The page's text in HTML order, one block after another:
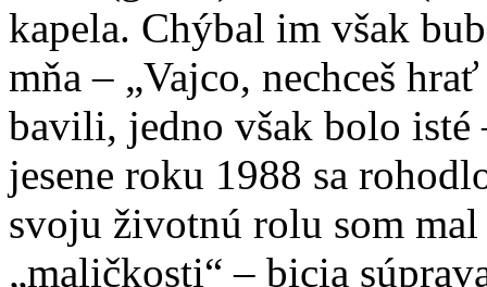
kapela. Chýbal im však
mňa – „Vajco, nechceš
bavili, jedno však bolo isté
jesene roku 1988 sa
svoju životnú rolu som
„maličkosti“ – bicia